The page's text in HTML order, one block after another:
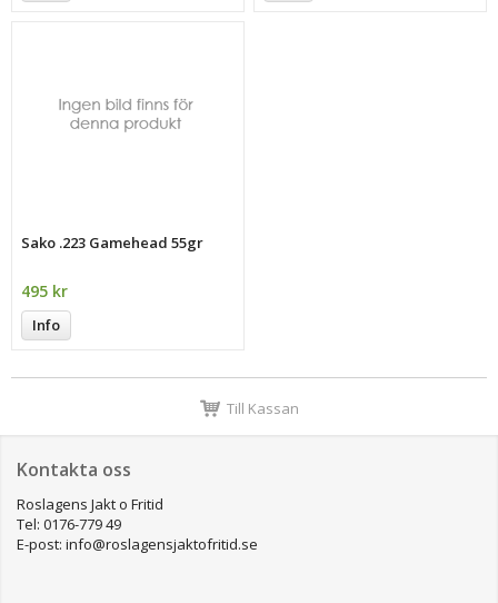
Sako .223 Gamehead 55gr
495 kr
Info
Till Kassan
Kontakta oss
Roslagens Jakt o Fritid
Tel: 0176-779 49
E-post: info@roslagensjaktofritid.se